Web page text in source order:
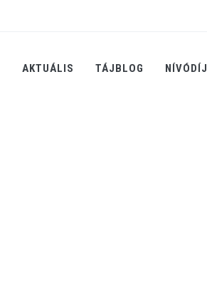
AKTUÁLIS TÁJBLOG NÍVÓDÍJ